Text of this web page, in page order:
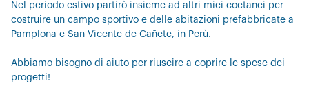
Nel periodo estivo partirò insieme ad altri miei coetanei per
costruire un campo sportivo e delle abitazioni prefabbricate a
Pamplona e San Vicente de Cañete, in Perù.
Abbiamo bisogno di aiuto per riuscire a coprire le spese dei
progetti!